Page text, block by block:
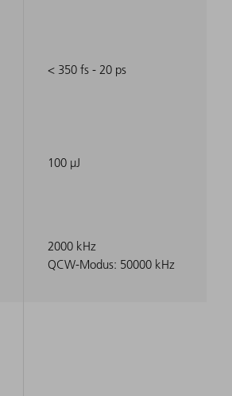
< 350 fs - 20 ps
100 µJ
2000 kHz
QCW-Modus: 50000 kHz